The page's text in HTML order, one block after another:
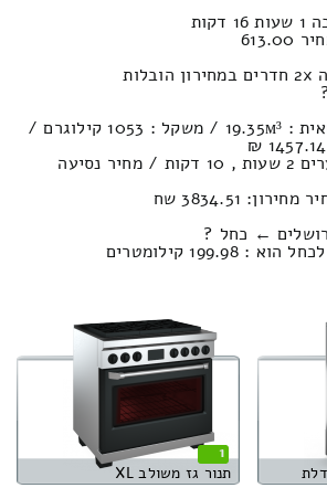
כמה עולה להוביל דירה 2x חדרים במחירון הובלות
נפח חפצים במשאית : 19.35м³ / משקל : 1053 קילוגרם /
זמן נסיעה בין ערים 2 שעות , 10 דקות / מחיר נסיעה
3834.51 שח
← כחל ?
קילומטרים
1
תנור גז משולב XL